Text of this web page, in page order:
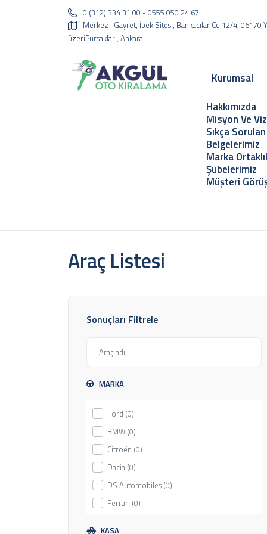
0 (312) 334 31 00 - 0555 050 24 67
Merkez : Gayret, İpek Sitesi, Bankacılar Cd 12/4,
üzeriPursaklar , Ankara
Kurumsal
Hakkımızda
Misyon Ve
Sıkça
Belgelerimiz
Marka
Şubelerimiz
Müşteri
Ankara Havalimanı Araba Kiralama
Ankara Havalimanı Araç kiralama
Araç Listesi
Sonuçları Filtrele
MARKA
Ford (0)
BMW (0)
Citroën (0)
Dacia (0)
DS Automobiles (0)
Ferrari (0)
KASA